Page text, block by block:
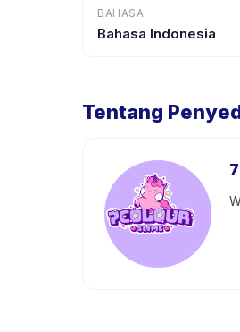
BAHASA
Bahasa Indonesia
Tentang